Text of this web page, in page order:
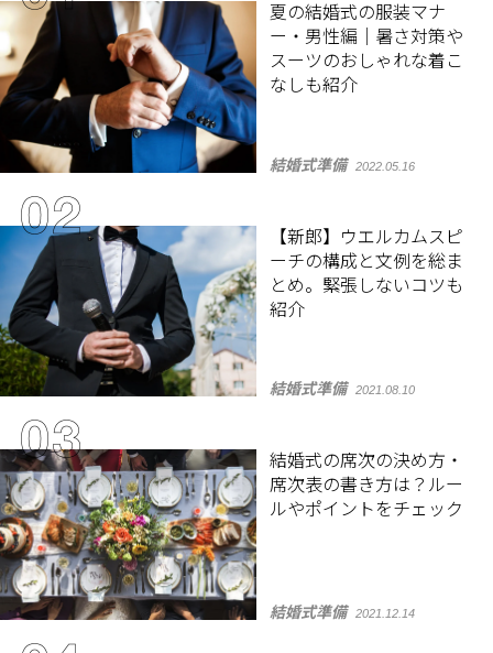
夏の結婚式の服装マナ
ー・男性編｜暑さ対策や
スーツのおしゃれな着こ
なしも紹介
結婚式準備 2022.05.16
【新郎】ウエルカムスピ
ーチの構成と文例を総ま
とめ。緊張しないコツも
紹介
結婚式準備 2021.08.10
結婚式の席次の決め方・
席次表の書き方は？ルー
ルやポイントをチェック
結婚式準備 2021.12.14